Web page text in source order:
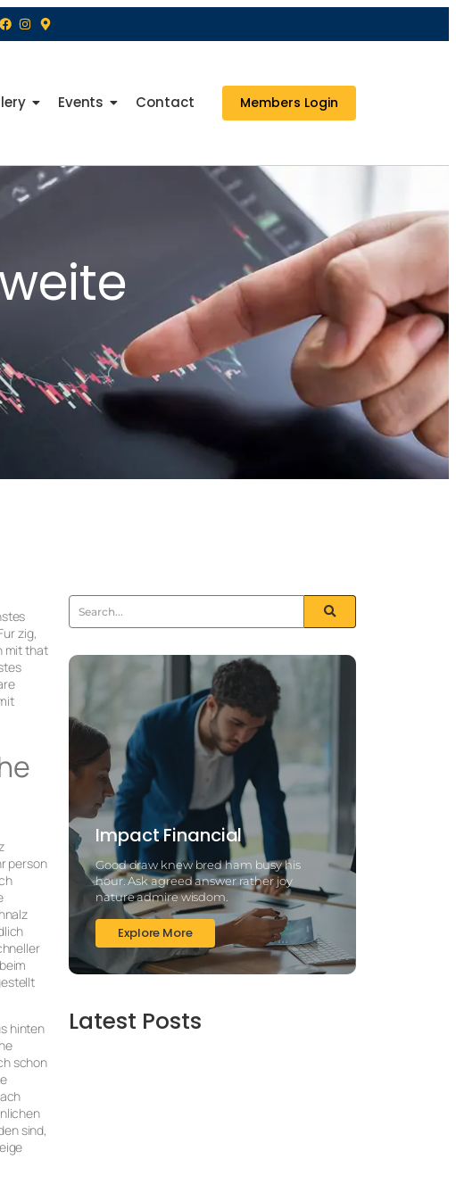
Events Contact Members Login
zig,
mit that
person
hinten
schon
sind,
Impact Financial
Good draw knew bred ham busy his
hour. Ask agreed answer rather joy
nature admire wisdom.
Explore More
Latest Posts